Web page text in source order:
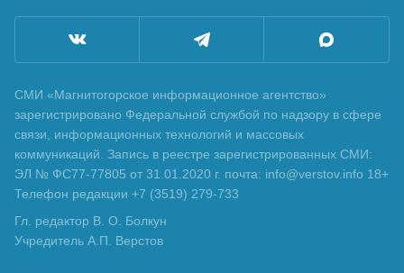
СМИ «Магнитогорское информационное агентство»
зарегистрировано Федеральной службой по надзору в сфере
связи, информационных технологий и массовых
коммуникаций. Запись в реестре зарегистрированных СМИ:
ЭЛ № ФС77-77805 от 31.01.2020 г. почта: info@verstov.info 18+
Телефон редакции +7 (3519) 279-733
Гл. редактор В. О. Болкун
Учредитель А.П. Верстов